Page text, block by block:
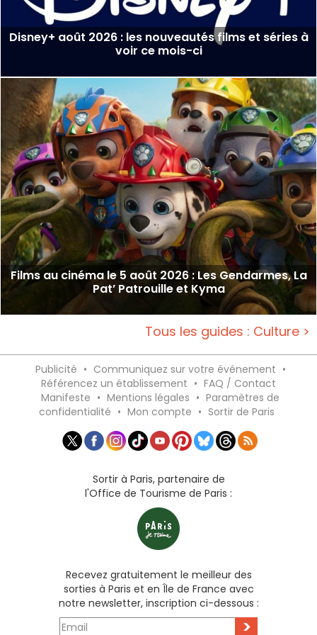
Disney+ août 2026 : les nouveautés films et séries à
voir ce mois-ci
Films au cinéma le 5 août 2026 : Les Gendarmes, La
Pat’ Patrouille et Kyma
Tous les guides : Culture >
Publicité • Communiquez sur votre événement •
Référencez un établissement • FAQ / Contact
Manifeste • Mentions légales • Paramètres de
confidentialité • Mon compte • Sortir de Paris
Sortir à Paris, partenaire de
l'Office de Tourisme de Paris :
Recevez gratuitement le meilleur des
sorties à Paris et en Île de France avec
notre newsletter, inscription ci-dessous :
>